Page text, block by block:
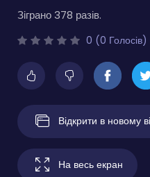
Зіграно 378 разів.
0 (0 Голосів)
Відкрити в новому
На весь екран